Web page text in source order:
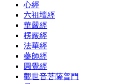
心經
六祖壇經
華嚴經
楞嚴經
法華經
藥師經
圓覺經
觀世音菩薩普門